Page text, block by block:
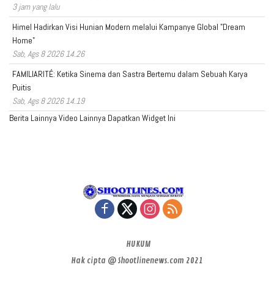
3 jam yang lalu
Himel Hadirkan Visi Hunian Modern melalui Kampanye Global "Dream
Home"
Sab, Ags 8 2026 14.26
FAMILIARITÉ: Ketika Sinema dan Sastra Bertemu dalam Sebuah Karya
Puitis
Sab, Ags 8 2026 14.19
Berita Lainnya Video Lainnya Dapatkan Widget Ini
HUKUM
Hak cipta @ Shootlinenews.com 2021